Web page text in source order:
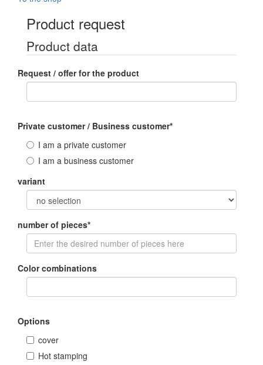
Product request
Product data
Request / offer for the product
Private customer / Business customer*
I am a private customer
I am a business customer
variant
number of pieces*
Color combinations
Options
cover
Hot stamping